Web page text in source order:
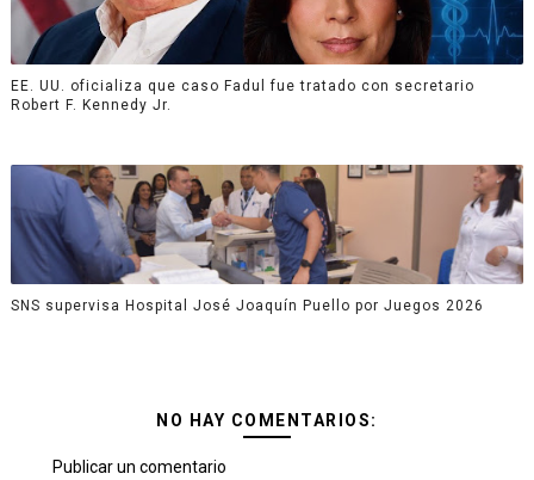
EE. UU. oficializa que caso Fadul fue tratado con secretario
Robert F. Kennedy Jr.
SNS supervisa Hospital José Joaquín Puello por Juegos 2026
NO HAY COMENTARIOS:
Publicar un comentario